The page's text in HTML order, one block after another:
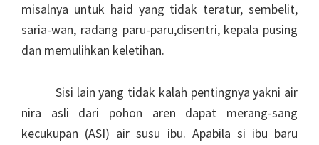
misalnya untuk haid yang tidak teratur, sembelit,
saria-wan, radang paru-paru,disentri, kepala pusing
dan memulihkan keletihan.
Sisi lain yang tidak kalah pentingnya yakni air
nira asli dari pohon aren dapat merang-sang
kecukupan (ASI) air susu ibu. Apabila si ibu baru